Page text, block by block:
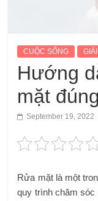
CUỘC SỐNG GIẢI
Hướng
mặt
September 19, 2022
Rửa mặt là một
quy trình chăm